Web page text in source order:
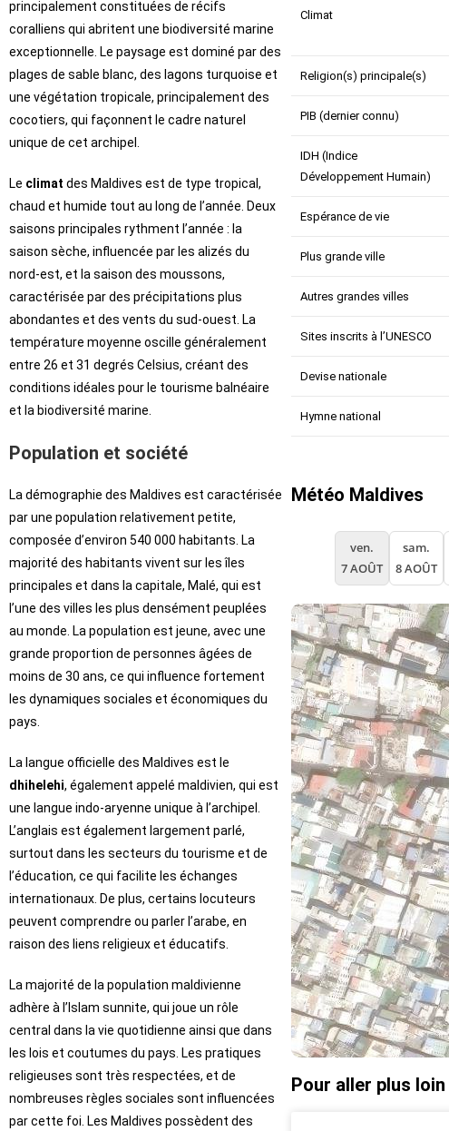
principalement constituées de récifs
coralliens qui abritent une biodiversité marine
exceptionnelle. Le paysage est dominé par des
plages de sable blanc, des lagons turquoise et
une végétation tropicale, principalement des
cocotiers, qui façonnent le cadre naturel
unique de cet archipel.
Le climat des Maldives est de type tropical,
chaud et humide tout au long de l’année. Deux
saisons principales rythment l’année : la
saison sèche, influencée par les alizés du
nord-est, et la saison des moussons,
caractérisée par des précipitations plus
abondantes et des vents du sud-ouest. La
température moyenne oscille généralement
entre 26 et 31 degrés Celsius, créant des
conditions idéales pour le tourisme balnéaire
et la biodiversité marine.
Population et société
La démographie des Maldives est caractérisée
par une population relativement petite,
composée d’environ 540 000 habitants. La
majorité des habitants vivent sur les îles
principales et dans la capitale, Malé, qui est
l’une des villes les plus densément peuplées
au monde. La population est jeune, avec une
grande proportion de personnes âgées de
moins de 30 ans, ce qui influence fortement
les dynamiques sociales et économiques du
pays.
La langue officielle des Maldives est le
dhihelehi, également appelé maldivien, qui est
une langue indo-aryenne unique à l’archipel.
L’anglais est également largement parlé,
surtout dans les secteurs du tourisme et de
l’éducation, ce qui facilite les échanges
internationaux. De plus, certains locuteurs
peuvent comprendre ou parler l’arabe, en
raison des liens religieux et éducatifs.
La majorité de la population maldivienne
adhère à l’Islam sunnite, qui joue un rôle
central dans la vie quotidienne ainsi que dans
les lois et coutumes du pays. Les pratiques
religieuses sont très respectées, et de
nombreuses règles sociales sont influencées
par cette foi. Les Maldives possèdent des
Climat
Religion(s) principale(s)
PIB (dernier connu)
IDH (Indice
Développement Humain)
Espérance de vie
Plus grande ville
Autres grandes villes
Sites inscrits à l’UNESCO
Devise nationale
Hymne national
Météo Maldives
ven.
7 AOÛT
sam.
8 AOÛT
Pour aller plus loin